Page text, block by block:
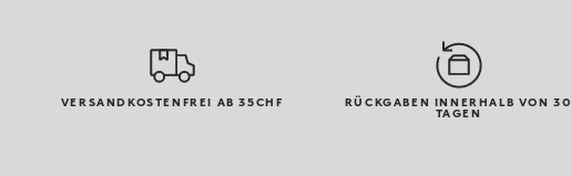
VERSANDKOSTENFREI AB 35CHF
RÜCKGABEN INNERHALB VON 30
TAGEN